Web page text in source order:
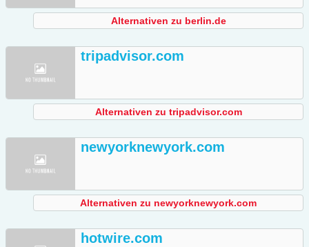
Alternativen zu berlin.de
tripadvisor.com
Alternativen zu tripadvisor.com
newyorknewyork.com
Alternativen zu newyorknewyork.com
hotwire.com